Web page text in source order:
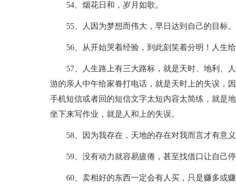
54、烟花日和，岁月如歌。
55、人因为梦想而伟大，早日达到自己的目标
56、从开始哭着经验，到此刻笑着分明！人生
57、人生路上有三大路标，就是天时、地利、
游的亲人中午给家眷打电话，就是天时上的失误，
手机短信或者回的短信文字太短内容太简练，就是
坐下来写作业，就是人和上的失误。
58、因为我存在，天地的存在对我而言才有意义
59、没有动力就容易疲倦，甚至找借口让自己停
60、卖相好的东西一定会有人买，只是赚多或赚